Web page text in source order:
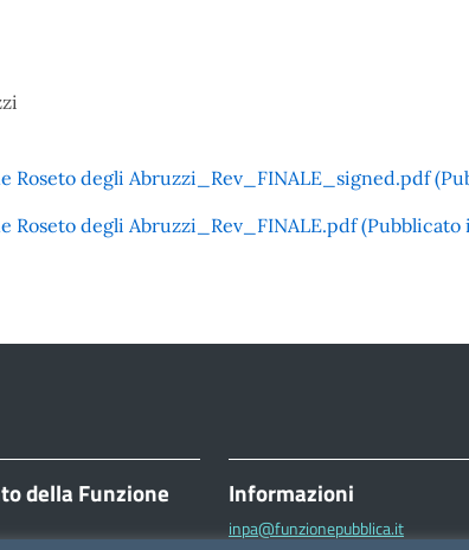
Roseto degli Abruzzi_Rev_FINALE_signed.pdf
Roseto degli Abruzzi_Rev_FINALE.pdf (Pubblicato
della Funzione Informazioni
inpa@funzionepubblica.it